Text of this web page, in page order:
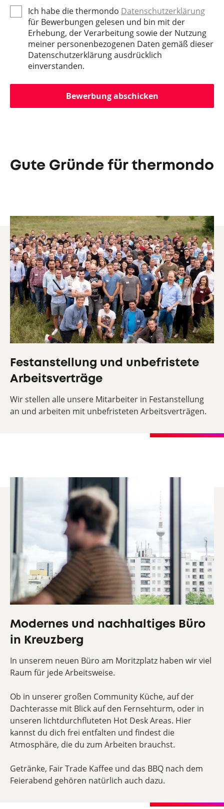
Ich habe die thermondo Datenschutzerklärung
für Bewerbungen gelesen und bin mit der
Erhebung, der Verarbeitung sowie der Nutzung
meiner personenbezogenen Daten gemäß dieser
Datenschutzerklärung ausdrücklich
einverstanden.
Bewerbung abschicken
Gute Gründe für thermondo
Festanstellung und unbefristete
Arbeitsverträge
Wir stellen alle unsere Mitarbeiter in Festanstellung
an und arbeiten mit unbefristeten Arbeitsverträgen.
Modernes und nachhaltiges Büro
in Kreuzberg
In unserem neuen Büro am Moritzplatz haben wir viel
Raum für jede Arbeitsweise.
Ob in unserer großen Community Küche, auf der
Dachterasse mit Blick auf den Fernsehturm, oder in
unseren lichtdurchfluteten Hot Desk Areas. Hier
kannst du dich frei entfalten und findest die
Atmosphäre, die du zum Arbeiten brauchst.
Getränke, Fair Trade Kaffee und das BBQ nach dem
Feierabend gehören natürlich auch dazu.